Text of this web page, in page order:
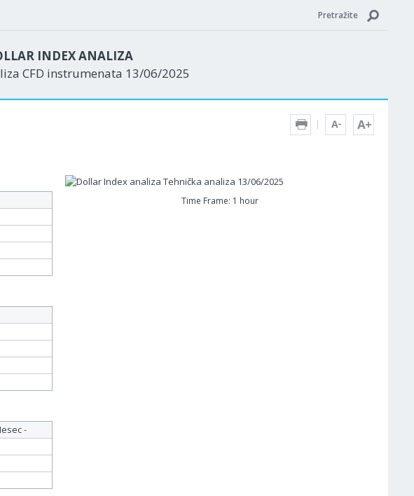
Pretražite
INDEX ANALIZA
CFD instrumenata 13/06/2025
Time Frame: 1 hour
-